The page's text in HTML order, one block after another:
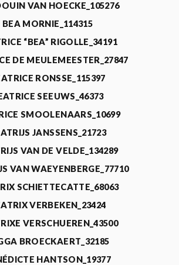
VAN HOECKE_105276
BEA MORNIE_114315
“BEA” RIGOLLE_34191
DE MEULEMEESTER_27847
RONSSE_115397
SEEUWS_46373
SMOOLENAARS_10699
JANSSENS_21723
VAN DE VELDE_134289
VAN WAEYENBERGE_77710
SCHIETTECATTE_68063
VERBEKEN_23424
VERSCHUEREN_43500
BROECKAERT_32185
HANTSON_19377